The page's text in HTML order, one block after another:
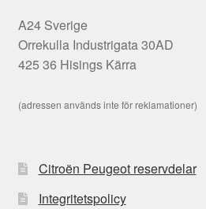
A24 Sverige
Orrekulla Industrigata 30AD
425 36 Hisings Kärra
(adressen används inte för reklamationer)
Citroën Peugeot reservdelar
Integritetspolicy